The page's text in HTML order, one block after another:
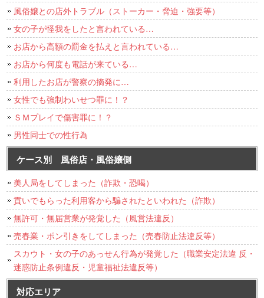
風俗嬢との店外トラブル（ストーカー・脅迫・強要等）
女の子が怪我をしたと言われている…
お店から高額の罰金を払えと言われている…
お店から何度も電話が来ている…
利用したお店が警察の摘発に…
女性でも強制わいせつ罪に！？
ＳＭプレイで傷害罪に！？
男性同士での性行為
ケース別 風俗店・風俗嬢側
美人局をしてしまった（詐欺・恐喝）
貢いでもらった利用客から騙されたといわれた（詐欺）
無許可・無届営業が発覚した（風営法違反）
売春業・ポン引きをしてしまった（売春防止法違反等）
スカウト・女の子のあっせん行為が発覚した（職業安定法違 反・
迷惑防止条例違反・児童福祉法違反等）
対応エリア